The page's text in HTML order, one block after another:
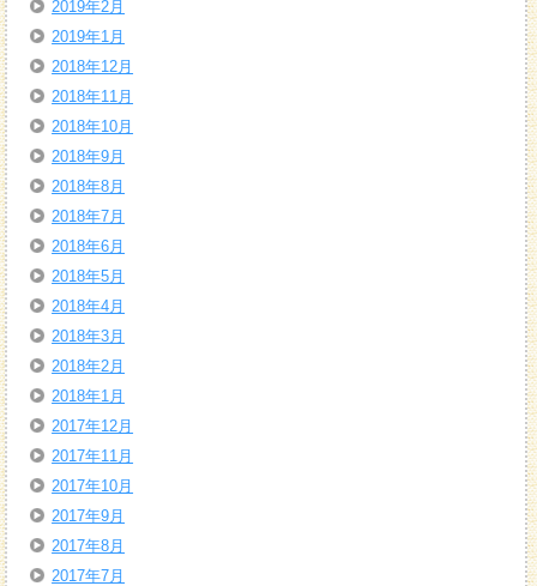
2019年2月
2019年1月
2018年12月
2018年11月
2018年10月
2018年9月
2018年8月
2018年7月
2018年6月
2018年5月
2018年4月
2018年3月
2018年2月
2018年1月
2017年12月
2017年11月
2017年10月
2017年9月
2017年8月
2017年7月